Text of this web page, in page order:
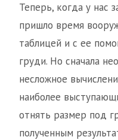
Теперь, когда у нас
пришло время
таблицей и с ее
груди. Но сначала
несложное
наиболее
отнять размер под
полученным